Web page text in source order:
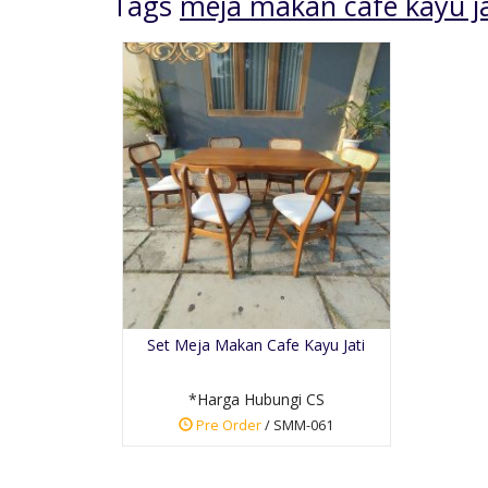
Set Meja Makan Cafe Kayu Jati
*Harga Hubungi CS
Pre Order/ SMM-061
Meja Makan Besar
Kaki Kayu
*Harga Hubungi CS